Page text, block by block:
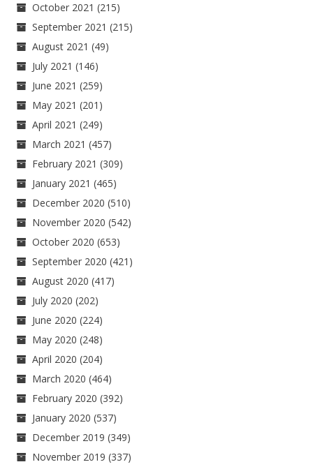
October 2021 (215)
September 2021 (215)
August 2021 (49)
July 2021 (146)
June 2021 (259)
May 2021 (201)
April 2021 (249)
March 2021 (457)
February 2021 (309)
January 2021 (465)
December 2020 (510)
November 2020 (542)
October 2020 (653)
September 2020 (421)
August 2020 (417)
July 2020 (202)
June 2020 (224)
May 2020 (248)
April 2020 (204)
March 2020 (464)
February 2020 (392)
January 2020 (537)
December 2019 (349)
November 2019 (337)